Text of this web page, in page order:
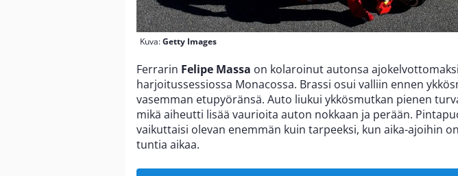
Kuva:Getty Images
Ferrarin Felipe Massa on kolaroinut autonsa
harjoitussessiossa Monacossa. Brassi osui valliin ennen
vasemman etupyöränsä. Auto liukui ykkösmutkan pienen
mikä aiheutti lisää vaurioita auton nokkaan ja perään.
vaikuttaisi olevan enemmän kuin tarpeeksi, kun aika-ajoihin
tuntia aikaa.